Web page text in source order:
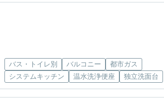
バス・トイレ別 バルコニー
都市ガス
システムキッチン
温水洗浄便座 独立洗面台